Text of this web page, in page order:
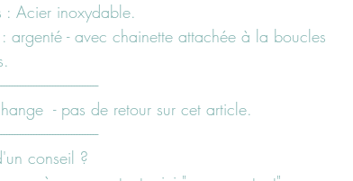
: Acier inoxydable.
argenté - avec chainette attachée à la boucles
- pas de retour sur cet article.
conseil ?